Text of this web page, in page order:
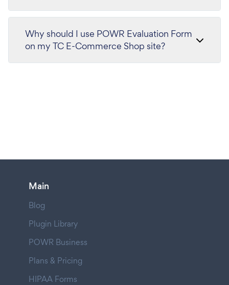
Why should I use POWR Evaluation Form
on my TC E-Commerce Shop site?
Main
Blog
Plugin Library
POWR Business
Plans & Pricing
HIPAA Forms